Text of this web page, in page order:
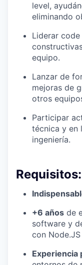
level,
eliminando
Liderar
equipo.
Lanzar de
mejoras de
otros
Participar
técnica y en
ingeniería.
Requisitos:
+6 años de
software y
con Node.JS
Experiencia